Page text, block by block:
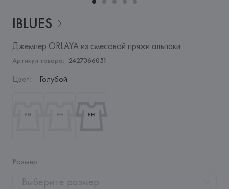
IBLUES
Джемпер ORLAYA из смесовой пряжи альпаки
Артикул товара: 2427366051
Цвет: Голубой
Размер:
Выберите размер